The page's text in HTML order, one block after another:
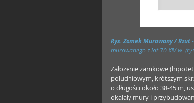
Rys. Zamek Murowany / Rzut
murowanego z lat 70 XIV w.
Założenie zamkowe
południowym, krótszym
o długości około 38-45 m,
okalały mury i